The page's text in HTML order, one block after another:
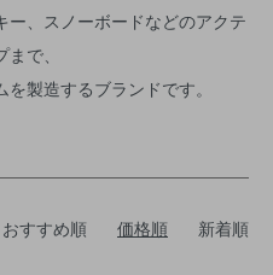
ー、スノーボードなどのアクテ
で、
製造するブランドです。
おすすめ順 価格順 新着順